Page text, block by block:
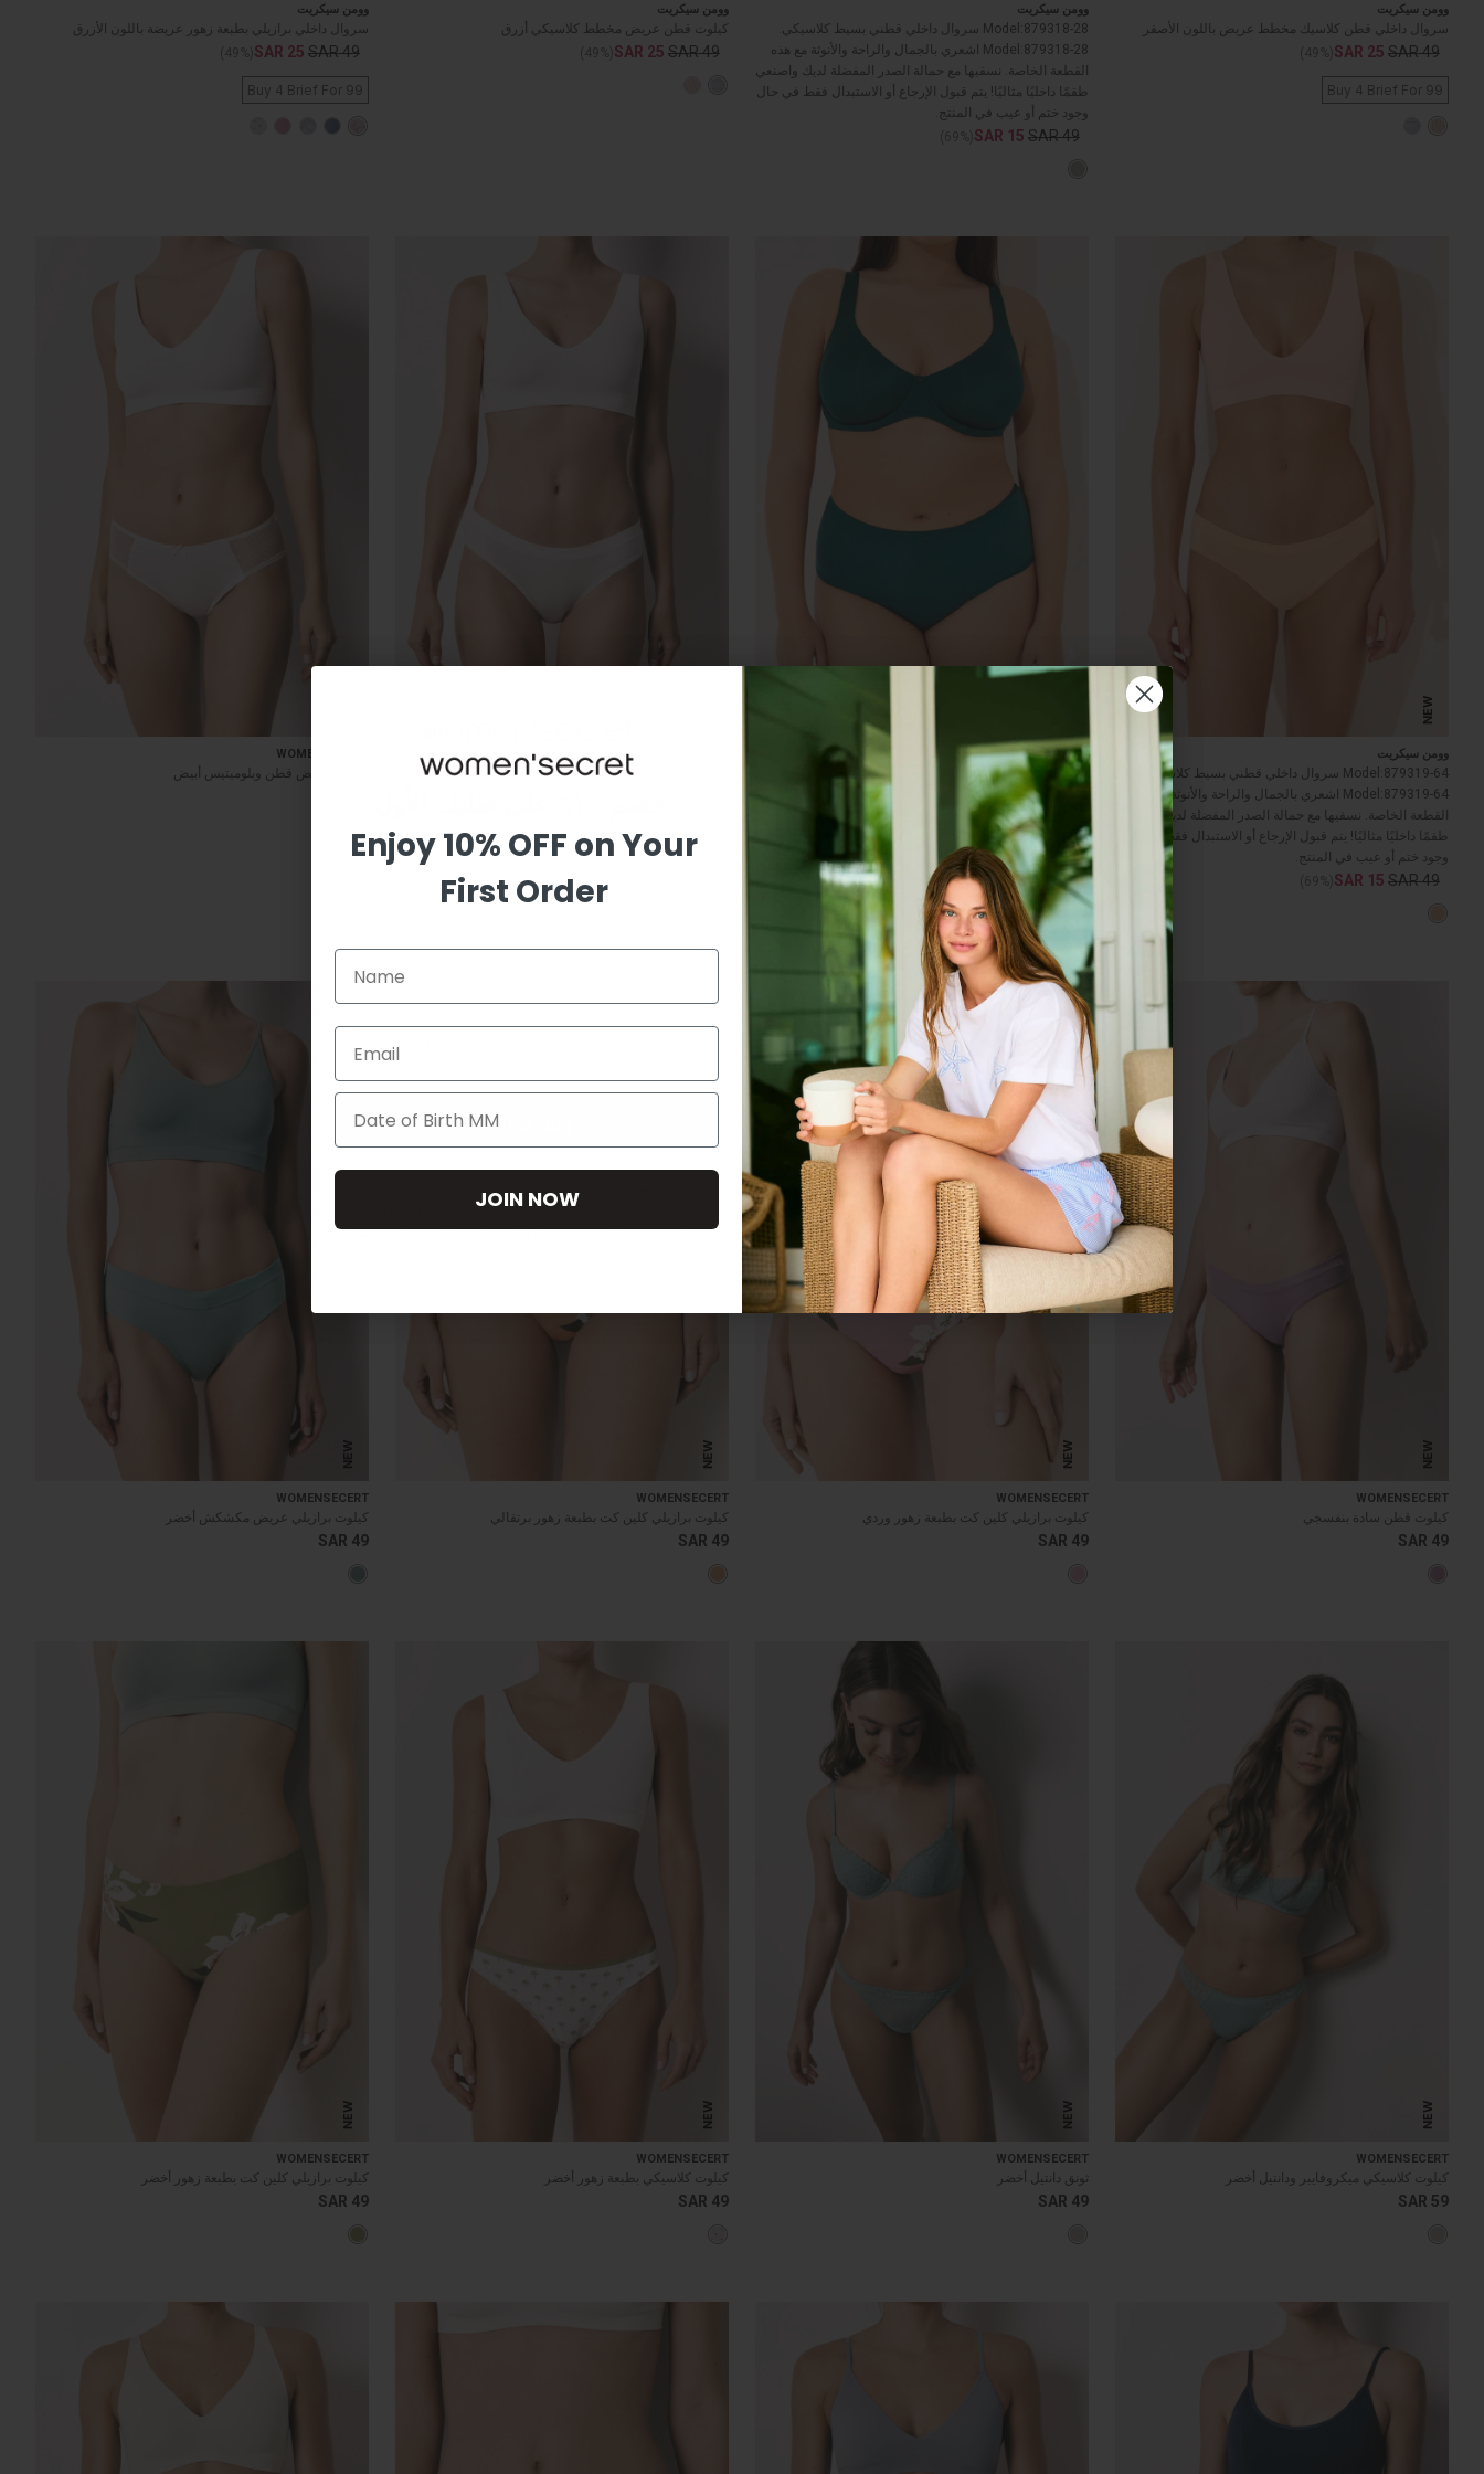
وومن سيكريت
سروال داخلي قطن كلاسيك مخطط عريض باللون الأصفر
SAR 49
SAR 25
Buy 4 Brief For 99
وومن سيكريت
Model:879318-28 سروال داخلي قطني بسيط كلاسيكي.
Model:879318-28 اشعري بالجمال والراحة والأنوثة مع هذه
القطعة الخاصة. نسقيها مع حمالة الصدر المفضلة لديك واصنعي
طقمًا داخليًا مثاليًا! يتم قبول الإرجاع أو الاستبدال فقط في حال
وجود ختم أو عيب في المنتج.
SAR 49
SAR 15
وومن سيكريت
كيلوت قطن عريض مخطط كلاسيكي أزرق
SAR 49
SAR 25
وومن سيكريت
سروال داخلي برازيلي بطبعة زهور عريضة باللون الأزرق
SAR 49
SAR 25
Buy 4 Brief For 99
NEW
وومن سيكريت
Model:879319-64 سروال داخلي قطني بسيط كلاسيكي.
Model:879319-64 اشعري بالجمال والراحة والأنوثة مع هذه
القطعة الخاصة. نسقيها مع حمالة الصدر المفضلة لديك واصنعي
طقمًا داخليًا مثاليًا! يتم قبول الإرجاع أو الاستبدال فقط في حال
وجود ختم أو عيب في المنتج.
SAR 49
SAR 15
وومن سيكريت
سروال داخلي كلاسيكي بخصر عالٍ من المايكروفايبر باللون
SAR 15
كيلوت كلاسيكي قطن سادة أبيض
WOMENSECERT
كيلوت عريض قطن وبلوميتيس أبيض
NEW
WOMENSECERT
كيلوت قطن سادة بنفسجي
SAR 49
NEW
WOMENSECERT
كيلوت برازيلي كلين كت بطبعة زهور وردي
SAR 49
NEW
WOMENSECERT
كيلوت برازيلي كلين كت بطبعة زهور برتقالي
SAR 49
NEW
WOMENSECERT
كيلوت برازيلي عريض مكشكش أخضر
SAR 49
NEW
WOMENSECERT
كيلوت كلاسيكي ميكروفايبر ودانتيل أخضر
SAR 59
NEW
WOMENSECERT
ثونق دانتيل أخضر
SAR 49
NEW
WOMENSECERT
كيلوت كلاسيكي بطبعة زهور أخضر
SAR 49
NEW
WOMENSECERT
كيلوت برازيلي كلين كت بطبعة زهور أخضر
SAR 49
إشترك الان
الموافقة ليست شرطا لأي عملية شراء. يمكنك إلغاء الاشتراك في أي
وقت بالضغط على رابط إلغاء الاشتراك في إحدى رسائلنا كما يمكنك
Enjoy 10% OFF on Your
First Order
Email
JOIN NOW